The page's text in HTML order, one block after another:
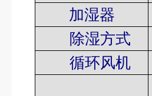
加湿器
除湿方式
循环风机